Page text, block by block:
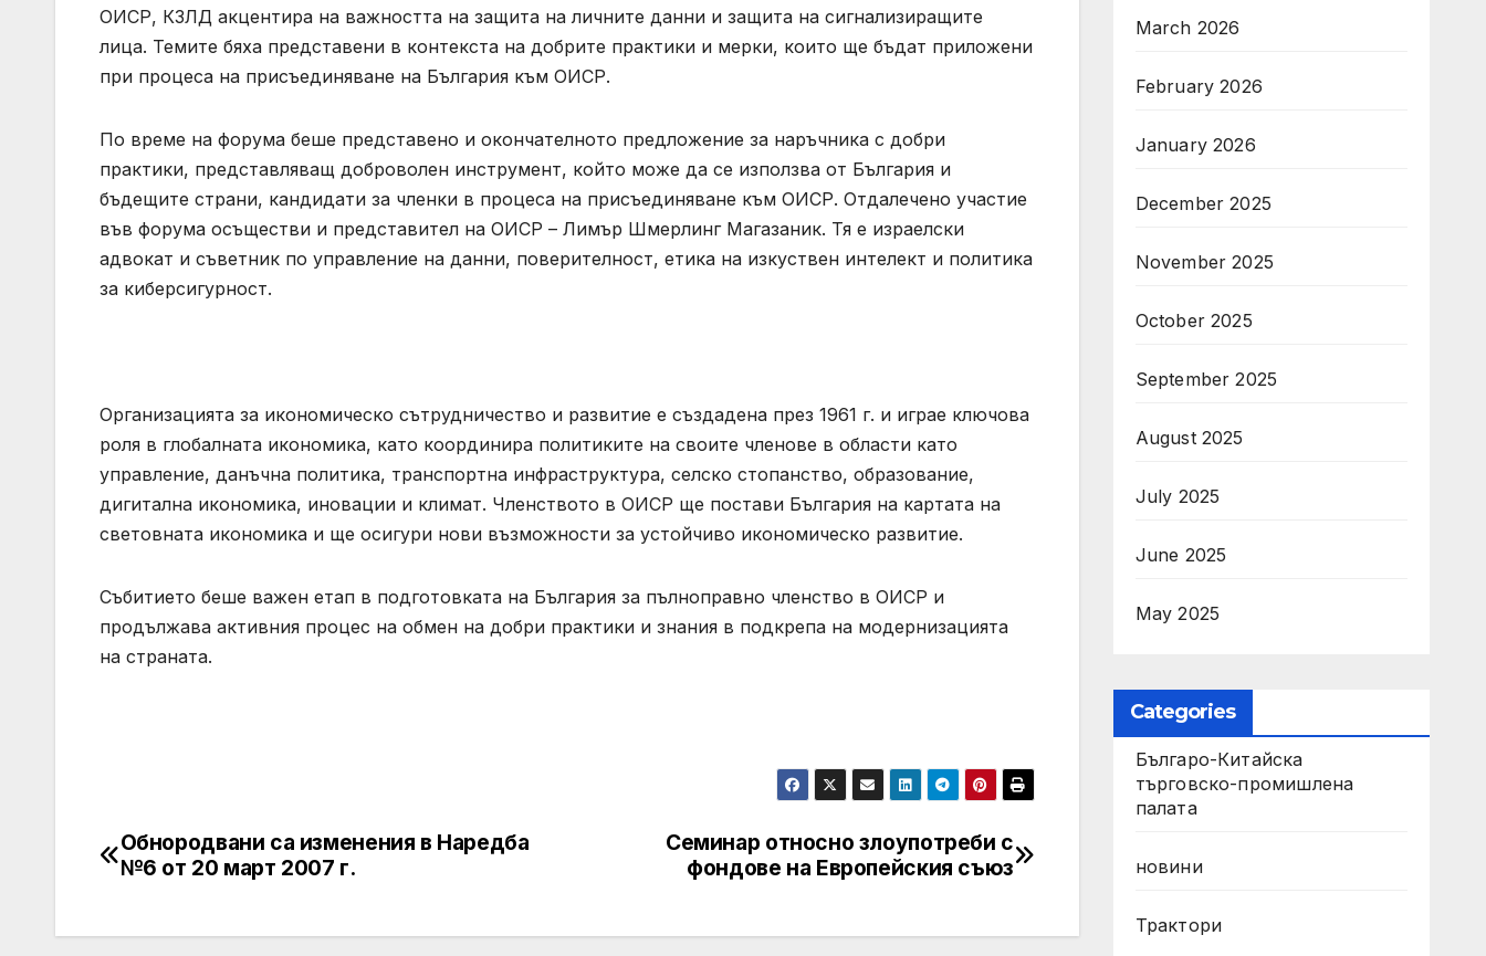
ОИСР, КЗЛД акцентира на важността на защита на личните данни и защита на сигнализиращите
лица. Темите бяха представени в контекста на добрите практики и мерки, които ще бъдат приложени
при процеса на присъединяване на България към ОИСР.
По време на форума беше представено и окончателното предложение за наръчника с добри
практики, представляващ доброволен инструмент, който може да се използва от България и
бъдещите страни, кандидати за членки в процеса на присъединяване към ОИСР. Отдалечено участие
във форума осъществи и представител на ОИСР – Лимър Шмерлинг Магазаник. Тя е израелски
адвокат и съветник по управление на данни, поверителност, етика на изкуствен интелект и политика
за киберсигурност.
Организацията за икономическо сътрудничество и развитие е създадена през 1961 г. и играе ключова
роля в глобалната икономика, като координира политиките на своите членове в области като
управление, данъчна политика, транспортна инфраструктура, селско стопанство, образование,
дигитална икономика, иновации и климат. Членството в ОИСР ще постави България на картата на
световната икономика и ще осигури нови възможности за устойчиво икономическо развитие.
Събитието беше важен етап в подготовката на България за пълноправно членство в ОИСР и
продължава активния процес на обмен на добри практики и знания в подкрепа на модернизацията
на страната.
Post
Семинар относно злоупотреби с
фондове на Европейския съюз
Обнородвани са изменения в Наредба
№6 от 20 март 2007 г.
March 2026
February 2026
January 2026
December 2025
November 2025
October 2025
September 2025
August 2025
July 2025
June 2025
May 2025
Categories
Българо-Китайска
търговско-промишлена
палата
новини
Трактори